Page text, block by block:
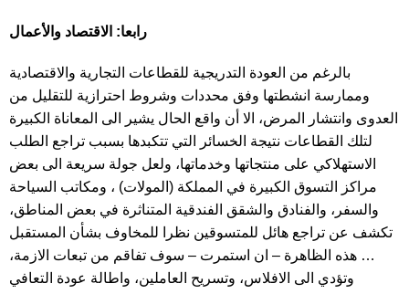
رابعا: الاقتصاد والأعمال
بالرغم من العودة التدريجية للقطاعات التجارية والاقتصادية
وممارسة انشطتها وفق محددات وشروط احترازية للتقليل من
العدوى وانتشار المرض، الا أن واقع الحال يشير الى المعاناة الكبيرة
لتلك القطاعات نتيجة الخسائر التي تتكبدها بسبب تراجع الطلب
الاستهلاكي على منتجاتها وخدماتها، ولعل جولة سريعة الى بعض
مراكز التسوق الكبيرة في المملكة (المولات) ، ومكاتب السياحة
والسفر، والفنادق والشقق الفندقية المتناثرة في بعض المناطق،
تكشف عن تراجع هائل للمتسوقين نظرا للمخاوف بشأن المستقبل
… هذه الظاهرة – ان استمرت – سوف تفاقم من تبعات الازمة،
وتؤدي الى الافلاس، وتسريح العاملين، واطالة عودة التعافي